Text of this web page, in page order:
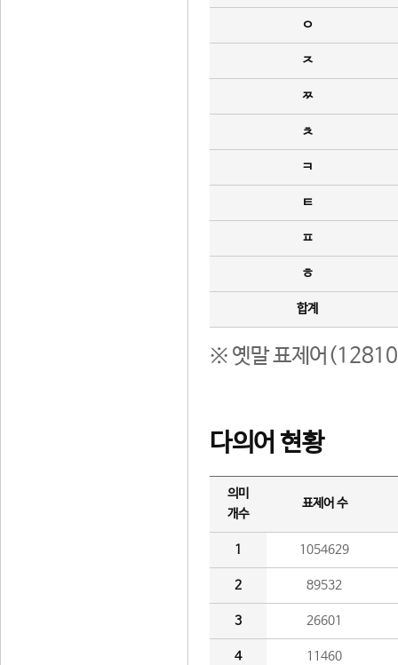
ㅇ
ㅈ
ㅉ
ㅊ
ㅋ
ㅌ
ㅍ
ㅎ
합계
※ 옛말 표제어(12810
다의어 현황
의미
개수
표제어 수
1 1054629
2 89532
3 26601
4 11460